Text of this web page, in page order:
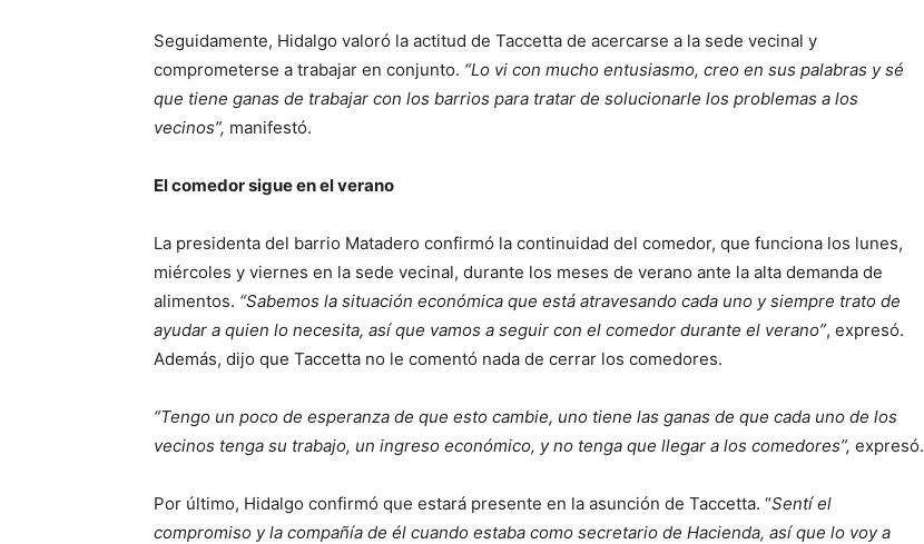
Seguidamente, Hidalgo valoró la actitud de Taccetta de acercarse a la sede vecinal y
comprometerse a trabajar en conjunto. “Lo vi con mucho entusiasmo, creo en sus palabras y sé
que tiene ganas de trabajar con los barrios para tratar de solucionarle los problemas a los
vecinos”, manifestó.
El comedor sigue en el verano
La presidenta del barrio Matadero confirmó la continuidad del comedor, que funciona los lunes,
miércoles y viernes en la sede vecinal, durante los meses de verano ante la alta demanda de
alimentos. “Sabemos la situación económica que está atravesando cada uno y siempre trato de
ayudar a quien lo necesita, así que vamos a seguir con el comedor durante el verano”, expresó.
Además, dijo que Taccetta no le comentó nada de cerrar los comedores.
“Tengo un poco de esperanza de que esto cambie, uno tiene las ganas de que cada uno de los
vecinos tenga su trabajo, un ingreso económico, y no tenga que llegar a los comedores”, expresó.
Por último, Hidalgo confirmó que estará presente en la asunción de Taccetta. “Sentí el
compromiso y la compañía de él cuando estaba como secretario de Hacienda, así que lo voy a